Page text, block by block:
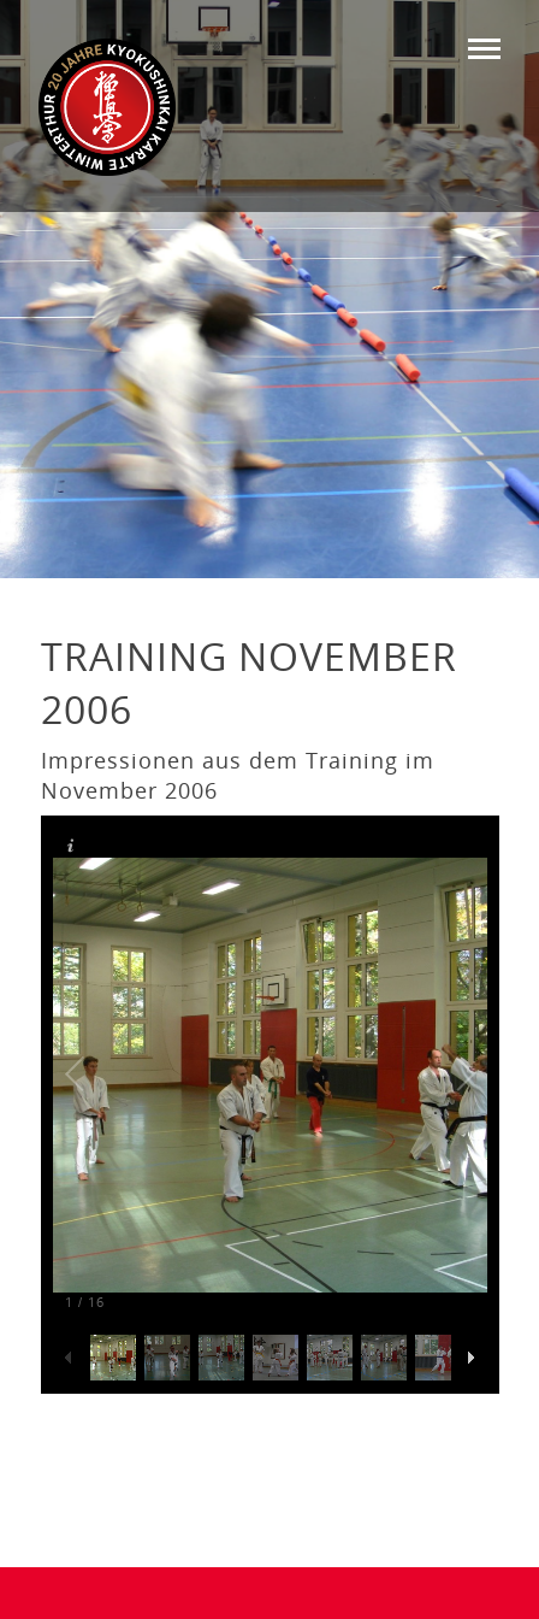
TRAINING NOVEMBER
2006
Impressionen aus dem Training im
November 2006
1 / 16